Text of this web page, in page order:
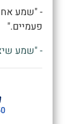
- "שמע
פעמיים."
- "שמע